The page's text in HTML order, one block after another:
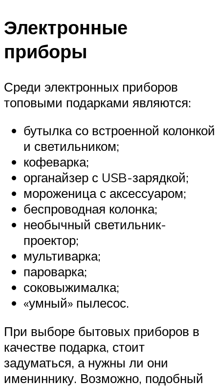
Электронные
приборы
Среди электронных приборов
топовыми подарками являются:
бутылка со встроенной колонкой
и светильником;
кофеварка;
органайзер с USB-зарядкой;
мороженица с аксессуаром;
беспроводная колонка;
необычный светильник-
проектор;
мультиварка;
пароварка;
соковыжималка;
«умный» пылесос.
При выборе бытовых приборов в
качестве подарка, стоит
задуматься, а нужны ли они
имениннику. Возможно, подобный